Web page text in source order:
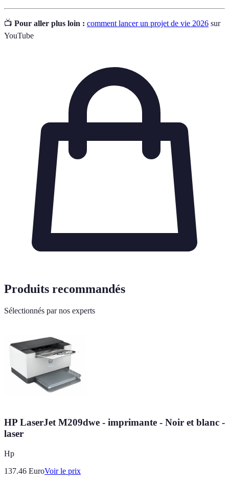
📺 Pour aller plus loin : comment lancer un projet de vie 2026 sur
YouTube
Produits recommandés
Sélectionnés par nos experts
HP LaserJet M209dwe - imprimante - Noir et blanc -
laser
Hp
137.46 EuroVoir le prix